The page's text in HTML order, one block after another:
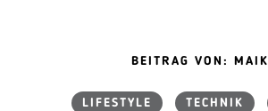
BEITRAG VON: MAIK
LIFESTYLE TECHNIK